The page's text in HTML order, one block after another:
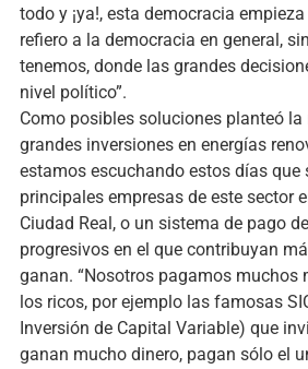
todo y ¡ya!, esta democracia
refiero a la democracia en general,
tenemos, donde las grandes
nivel político”.
Como posibles soluciones planteó la
grandes inversiones en energías
estamos escuchando estos días que
principales empresas de este sector
Ciudad Real, o un sistema de pago
progresivos en el que contribuyan
ganan. “Nosotros pagamos muchos
los ricos, por ejemplo las famosas
Inversión de Capital Variable) que
ganan mucho dinero, pagan sólo el